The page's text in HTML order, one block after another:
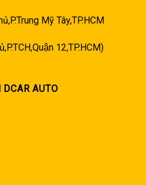
Mỹ Tây,TP.HCM
12,TP.HCM)
AUTO